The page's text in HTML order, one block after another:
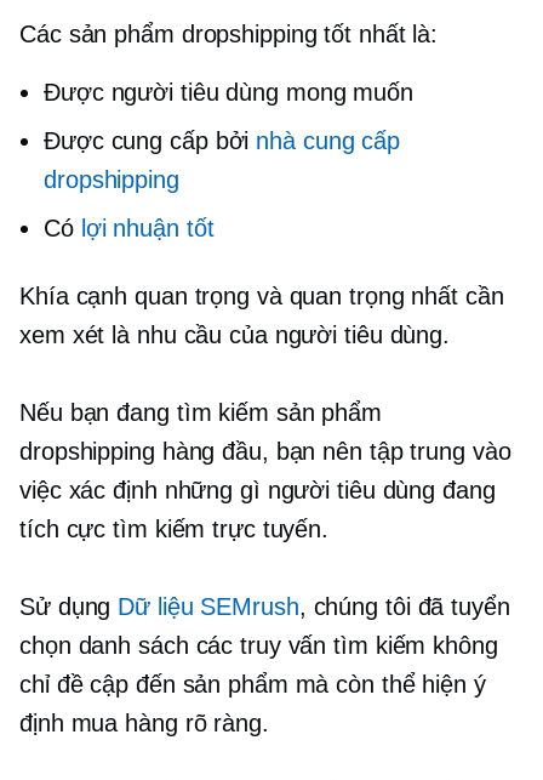
Các sản phẩm dropshipping tốt nhất là:
Được người tiêu dùng mong muốn
Được cung cấp bởi nhà cung cấp
dropshipping
Có lợi nhuận tốt
Khía cạnh quan trọng và quan trọng nhất cần
xem xét là nhu cầu của người tiêu dùng.
Nếu bạn đang tìm kiếm sản phẩm
dropshipping hàng đầu, bạn nên tập trung vào
việc xác định những gì người tiêu dùng đang
tích cực tìm kiếm trực tuyến.
Sử dụng Dữ liệu SEMrush, chúng tôi đã tuyển
chọn danh sách các truy vấn tìm kiếm không
chỉ đề cập đến sản phẩm mà còn thể hiện ý
định mua hàng rõ ràng.